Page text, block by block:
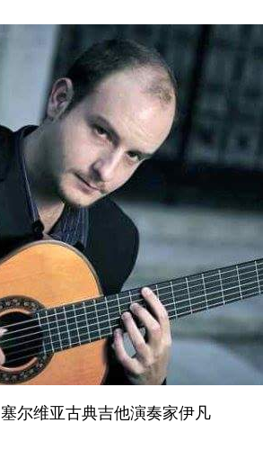
塞尔维亚古典吉他演奏家伊凡